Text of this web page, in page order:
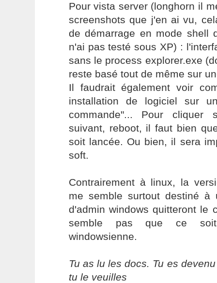
Pour vista server (longhorn il
screenshots que j'en ai vu,
de démarrage en mode shell
n'ai pas testé sous XP) :
sans le process explorer.exe
reste basé tout de même sur
Il faudrait également voir
installation de logiciel sur
commande"... Pour cliquer
suivant, reboot, il faut bien
soit lancée. Ou bien, il sera
soft.
Contrairement à linux, la
me semble surtout destiné à
d'admin windows quitteront le
semble pas que ce
windowsienne.
Tu as lu les docs. Tu es
tu le veuilles